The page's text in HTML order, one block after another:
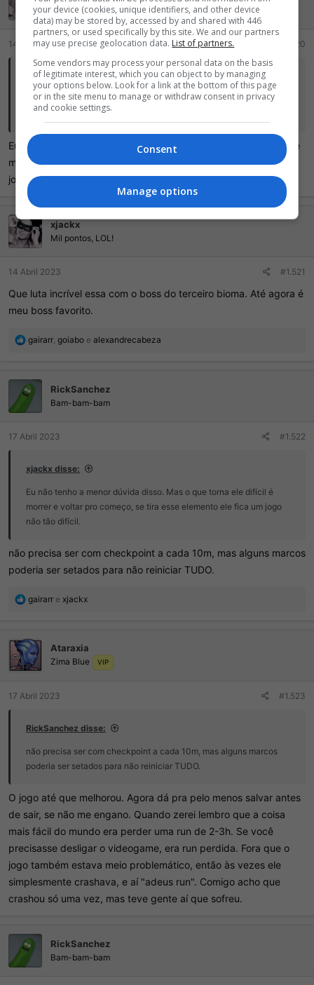
Mil pontos, LOL!
14 Abril 2023 #1.520
kurenaida disse:
Minha plus vai vencer esse mês e não vou ter conseguido zerar.
Acho que eh o jogo mais difícil que já joguei.
Eu não tenho a menor dúvida disso. Mas o que torna ele difícil é
morrer e voltar pro começo, se tira esse elemento ele fica um
jogo não tão difícil.
xjackx
Mil pontos, LOL!
14 Abril 2023 #1.521
Que luta incrível essa com o boss do terceiro bioma. Até agora é
meu boss favorito.
R
ç
õ
e
s
gairarr, goiabo e alexandrecabeza
RickSanchez
Bam-bam-bam
17 Abril 2023 #1.522
xjackx disse:
Eu não tenho a menor dúvida disso. Mas o que torna ele difícil é
morrer e voltar pro começo, se tira esse elemento ele fica um jogo
não tão difícil.
não precisa ser com checkpoint a cada 10m, mas alguns marcos
poderia ser setados para não reiniciar TUDO.
R
ç
õ
e
s
gairarr e xjackx
Ataraxia
Zima Blue VIP
17 Abril 2023 #1.523
RickSanchez disse:
não precisa ser com checkpoint a cada 10m, mas alguns marcos
poderia ser setados para não reiniciar TUDO.
O jogo até que melhorou. Agora dá pra pelo menos salvar antes
de sair, se não me engano. Quando zerei lembro que a coisa
mais fácil do mundo era perder uma run de 2-3h. Se você
precisasse desligar o videogame, era run perdida. Fora que o
jogo também estava meio problemático, então às vezes ele
simplesmente crashava, e aí "adeus run". Comigo acho que
crashou só uma vez, mas teve gente aí que sofreu.
RickSanchez
Bam-bam-bam
your device (cookies, unique identifiers, and other device
data) may be stored by, accessed by and shared with 446
partners, or used specifically by this site. We and our partners
may use precise geolocation data. List of partners.
Some vendors may process your personal data on the basis
of legitimate interest, which you can object to by managing
your options below. Look for a link at the bottom of this page
or in the site menu to manage or withdraw consent in privacy
and cookie settings.
Consent
Manage options